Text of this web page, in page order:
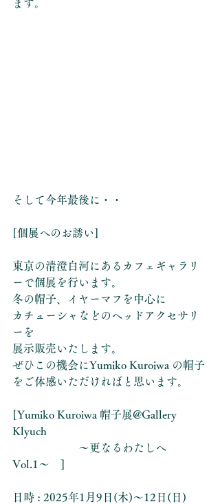
ます。
そして今年最後に・・
[個展へのお誘い]
東京の清澄白河にあるカフェギャラリ
ーで個展を行います。
冬の帽子、イヤーマフを中心に
カチューシャなどのヘッドアクセサリ
ーを
展示販売いたします。
ぜひこの機会にYumiko Kuroiwa の帽子
をご体感いただければと思います。
[Yumiko Kuroiwa 帽子展@Gallery
Klyuch
〜更なるわたしへ
Vol.1〜　]
日時 : 2025年1月9日(木)〜12日(日)